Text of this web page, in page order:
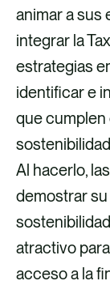
animar a sus
integrar la
estrategias
identificar e
que
Al hacerlo,
demostrar
atractivo
acceso a la